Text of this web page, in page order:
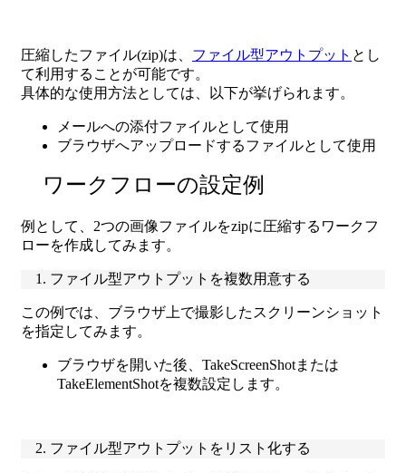
圧縮したファイル(zip)は、 ファイル型アウトプット とし
て利用することが可能です。
具体的な使用方法としては、以下が挙げられます。
メールへの添付ファイルとして使用
ブラウザへアップロードするファイルとして使用
ワークフローの設定例
例として、2つの画像ファイルをzipに圧縮するワークフ
ローを作成してみます。
1. ファイル型アウトプットを複数用意する
この例では、ブラウザ上で撮影したスクリーンショット
を指定してみます。
ブラウザを開いた後、TakeScreenShotまたは
TakeElementShotを複数設定します。
2. ファイル型アウトプットをリスト化する